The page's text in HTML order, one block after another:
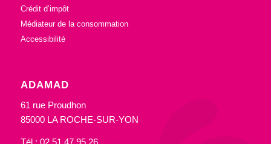
Crédit d’impôt
Médiateur de la consommation
Accessibilité
ADAMAD
61 rue Proudhon
85000 LA ROCHE-SUR-YON
Tél : 02 51 47 95 26